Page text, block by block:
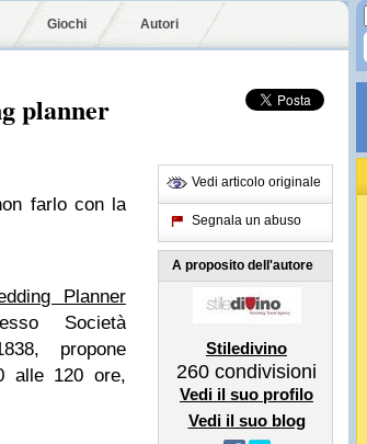
Giochi Autori
planner
farlo con la
Planner
Società
propone
alle 120 ore,
Vedi articolo originale
Segnala un abuso
A proposito dell'autore
Stiledivino
260 condivisioni
Vedi il suo profilo
Vedi il suo blog